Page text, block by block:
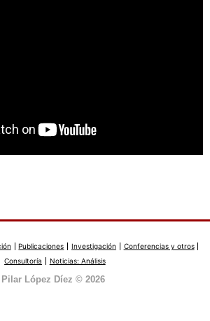
Publicaciones Investigación
Conferencias y otros
Consultoría
Noticias: Análisis
Pilar López Díez © 2026